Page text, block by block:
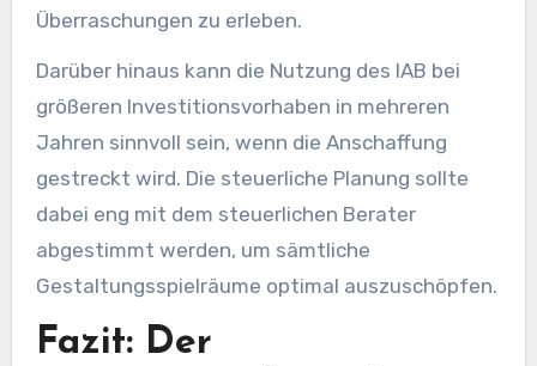
Überraschungen zu erleben.
Darüber hinaus kann die Nutzung des IAB bei
größeren Investitionsvorhaben in mehreren
Jahren sinnvoll sein, wenn die Anschaffung
gestreckt wird. Die steuerliche Planung sollte
dabei eng mit dem steuerlichen Berater
abgestimmt werden, um sämtliche
Gestaltungsspielräume optimal auszuschöpfen.
Fazit: Der